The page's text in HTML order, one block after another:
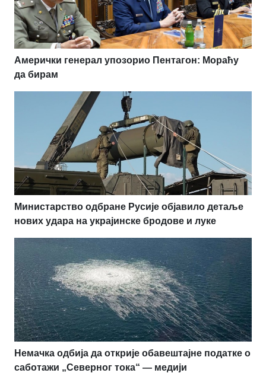
Амерички генерал упозорио Пентагон: Мораћу
да бирам
Министарство одбране Русије објавило детаље
нових удара на украјинске бродове и луке
Немачка одбија да открије обавештајне податке о
саботажи „Северног тока“ — медији